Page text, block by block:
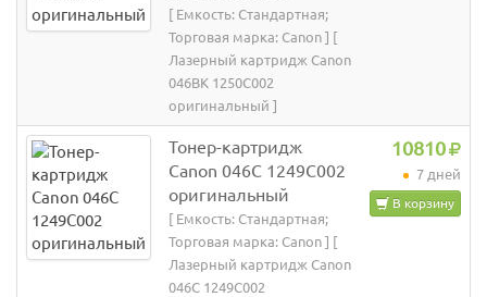
[ Емкость: Стандартная;
Торговая марка: Canon ] [
Лазерный картридж Canon
046BK 1250C002
оригинальный ]
Тонер-картридж
Canon 046C 1249C002
оригинальный
[ Емкость: Стандартная;
Торговая марка: Canon ] [
Лазерный картридж Canon
046C 1249C002
10810
7 дней
В корзину